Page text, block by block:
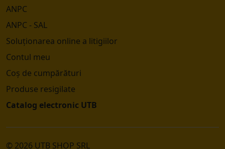
ANPC
ANPC - SAL
Soluționarea online a litigiilor
Contul meu
Coș de cumpărături
Produse resigilate
Catalog electronic UTB
© 2026 UTB SHOP SRL